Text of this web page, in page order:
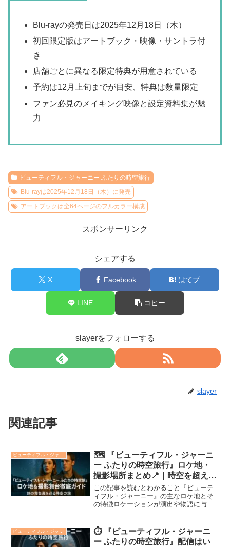
Blu-rayの発売日は2025年12月18日（木）
初回限定版はアートブック・映像・サントラ付
き
店舗ごとに異なる限定特典が用意されている
予約は12月上旬までが目安、特典は数量限定
ファン必見のメイキング映像と設定資料集が魅
力
ビューティフル・ジャーニー ふたりの時空旅行
Blu-rayは2025年12月18日（木）に発売
アートブックは全64ページのフルカラー構成
スポンサーリンク
シェアする
X Facebook はてブ
LINE コピー
slayerをフォローする
slayer
関連記事
🗺️ 『ビューティフル・ジャーニ
ー ふたりの時空旅行』ロケ地・
撮影場所まとめ📍｜時空を超える
旅の舞台を巡る旅🌌
この記事を読むとわかること『ビューテ
ィフル・ジャーニー』の主なロケ地とそ
の特徴ロケーションが演出や物語に与え
の“現地訪問”の価値① 中東風ステージ：
砂と光が描く“過去への...
ビューティフル・ジャーニー ふたりの時空旅行
⏱️ 『ビューティフル・ジャーニ
ー ふたりの時空旅行』配信はい